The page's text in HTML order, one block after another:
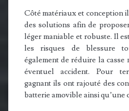
Côté matériaux et conception
des solutions afin de
léger maniable et robuste. Il
les risques de blessure
également de réduire la casse
éventuel accident. Pour
gagnant ils ont rajouté des
batterie amovible ainsi qu’une